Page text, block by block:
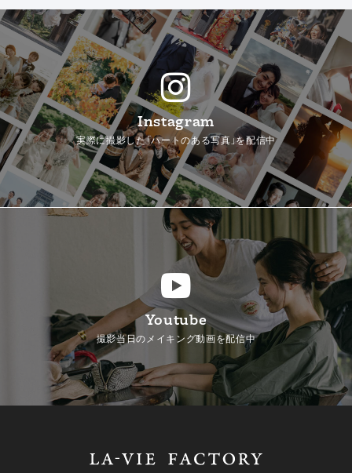
Instagram
実際に撮影した「ハートのある写真」を配信中
Youtube
撮影当日のメイキング動画を配信中